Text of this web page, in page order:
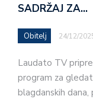
SADRŽAJ ZA…
Obitelj 24/12/
Laudato TV
program za
blagdanskih